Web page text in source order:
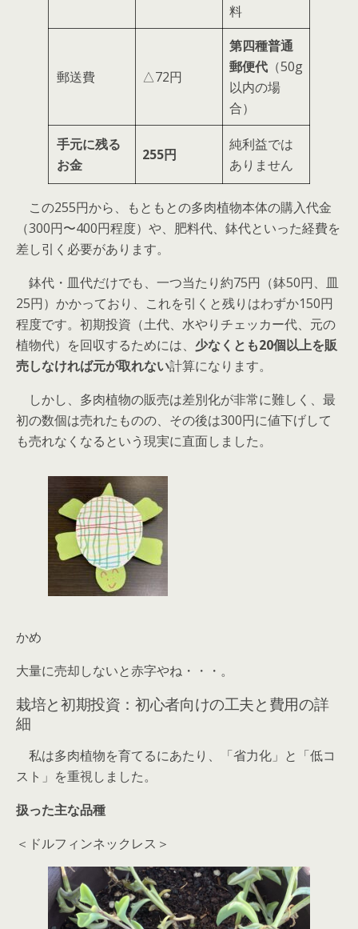
料
郵送費 △72円
第四種普通
郵便代 （50g
以内の場
合）
手元に残る
お金
255円
純利益では
ありません
この255円から、もともとの多肉植物本体の購入代金
（300円〜400円程度）や、肥料代、鉢代といった経費を
差し引く必要があります。
鉢代・皿代だけでも、一つ当たり約75円（鉢50円、皿
25円）かかっており、これを引くと残りはわずか150円
程度です。初期投資（土代、水やりチェッカー代、元の
植物代）を回収するためには、 少なくとも20個以上を販
売しなければ元が取れない計算になります。
しかし、多肉植物の販売は差別化が非常に難しく、最
初の数個は売れたものの、その後は300円に値下げして
も売れなくなるという現実に直面しました。
かめ
大量に売却しないと赤字やね・・・。
栽培と初期投資：初心者向けの工夫と費用の詳
細
私は多肉植物を育てるにあたり、「省力化」と「低コ
スト」を重視しました。
扱った主な品種
＜ドルフィンネックレス＞